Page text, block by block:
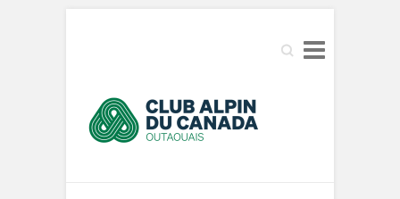
Search